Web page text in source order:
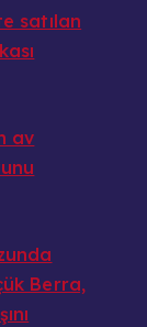
satılan
av
Berra,